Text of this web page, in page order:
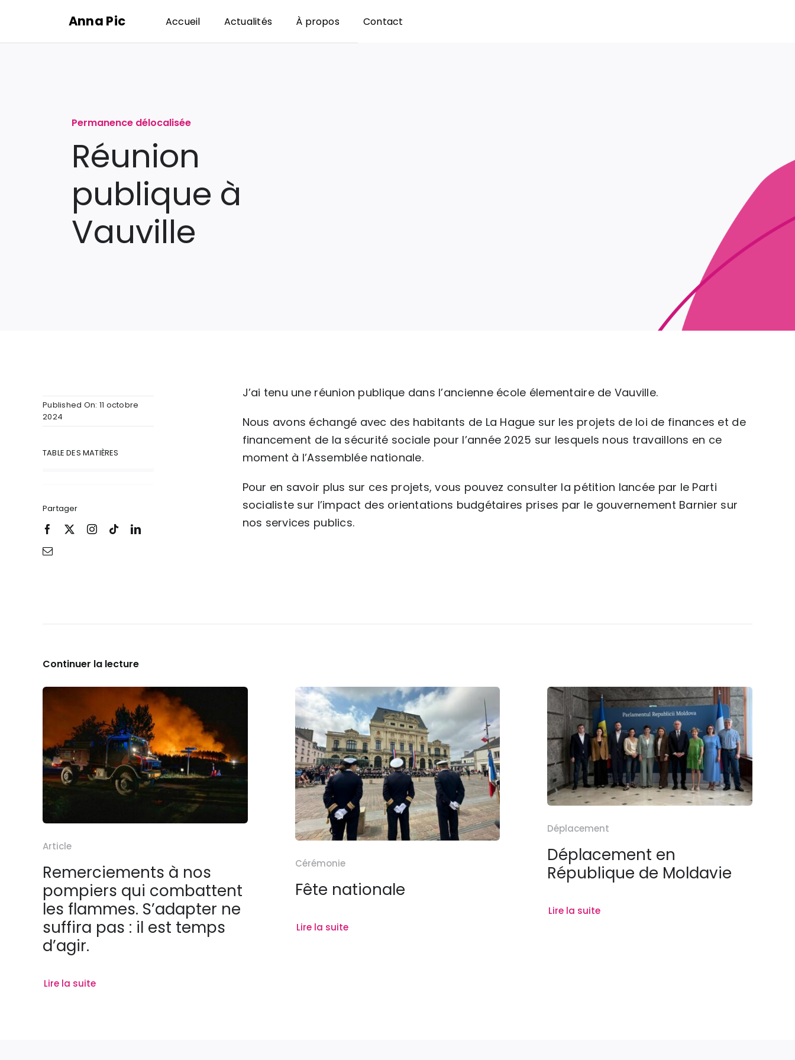
contenu
Anna Pic Accueil Actualités À propos Contact
Permanence délocalisée
Réunion
publique à
Vauville
Published On: 11 octobre
2024
TABLE DES MATIÈRES
Partager
J’ai tenu une réunion publique dans l’ancienne école élementaire de Vauville.
Nous avons échangé avec des habitants de La Hague sur les projets de loi de finances et de
financement de la sécurité sociale pour l’année 2025 sur lesquels nous travaillons en ce
moment à l’Assemblée nationale.
Pour en savoir plus sur ces projets, vous pouvez consulter la pétition lancée par le Parti
socialiste sur l’impact des orientations budgétaires prises par le gouvernement Barnier sur
nos services publics.
Continuer la lecture
Article
Remerciements à nos
pompiers qui combattent
les flammes. S’adapter ne
suffira pas : il est temps
d’agir.
Lire la suite
Cérémonie
Fête nationale
Lire la suite
Déplacement
Déplacement en
République de Moldavie
Lire la suite